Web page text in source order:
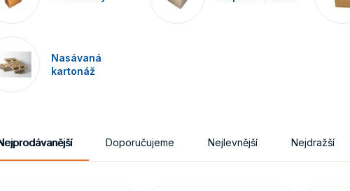
Nasávaná
kartonáž
Doporučujeme Nejlevnější Nejdražší